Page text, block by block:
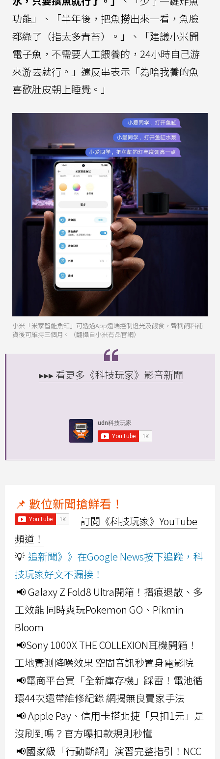
功能」、「半年後，把魚撈出來一看，魚臉
都綠了（指太多青苔）。」、「建議小米開
電子魚，不需要人工餵養的，24小時自己游
來游去就行。」還反串表示「為啥我養的魚
喜歡肚皮朝上睡覺。」
小米「米家智能魚缸」可透過App遠端控制燈光及餵食，聲稱飼料補
貨後可維持三個月。（翻攝自小米有品官網）
▸▸▸ 看更多《科技玩家》影音新聞
📌 數位新聞搶鮮看！
訂閱《科技玩家》YouTube
頻道！
💡 追新聞》》在Google News按下追蹤，科
技玩家好文不漏接！
📢 Galaxy Z Fold8 Ultra開箱！摺痕退散、多
工效能 同時爽玩Pokemon GO、Pikmin
Bloom
📢Sony 1000X THE COLLEXION耳機開箱！
工地實測降噪效果 空間音訊秒置身電影院
📢電商平台買「全新庫存機」踩雷！電池循
環44次還帶維修紀錄 網揭無良賣家手法
📢 Apple Pay、信用卡搭北捷「只扣1元」是
沒刷到嗎？官方曝扣款規則秒懂
📢國家級「行動斷網」演習完整指引！NCC